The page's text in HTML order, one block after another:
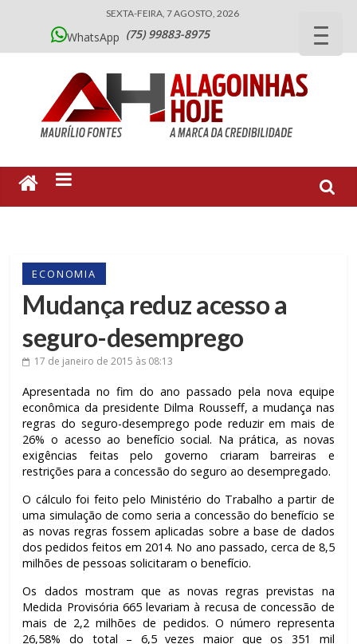
SEXTA-FEIRA, 7 AGOSTO, 2026
WhatsApp (75) 99883-8975
ECONOMIA
Mudança reduz acesso a
seguro-desemprego
17 de janeiro de 2015 às 08:13
Apresentada no fim do ano passado pela nova equipe
econômica da presidente Dilma Rousseff, a mudança nas
regras do seguro-desemprego pode reduzir em mais de
26% o acesso ao benefício social. Na prática, as novas
exigências feitas pelo governo criaram barreiras e
restrições para a concessão do seguro ao desempregado.
O cálculo foi feito pelo Ministério do Trabalho a partir de
uma simulação de como seria a concessão do benefício se
as novas regras fossem aplicadas sobre a base de dados
dos pedidos feitos em 2014. No ano passado, cerca de 8,5
milhões de pessoas solicitaram o benefício.
Os dados mostram que as novas regras previstas na
Medida Provisória 665 levariam à recusa de concessão de
mais de 2,2 milhões de pedidos. O número representa
26,58% do total – 6,5 vezes maior que os 351 mil